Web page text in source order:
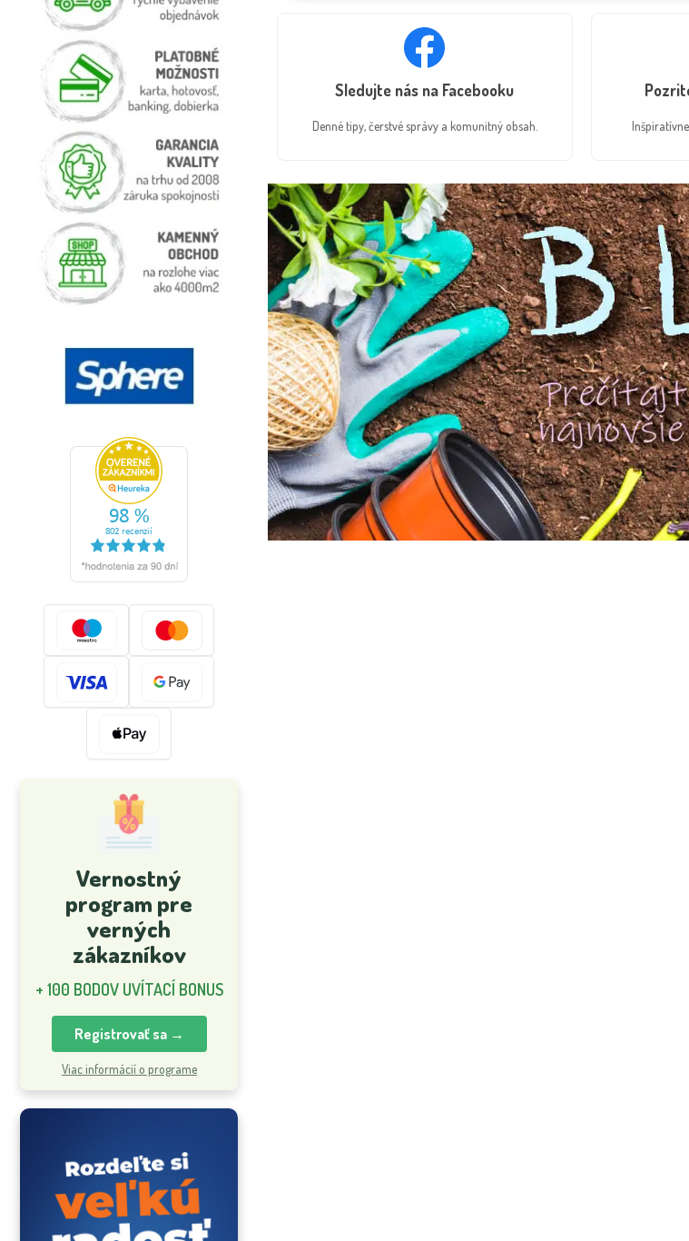
Vernostný
program pre
verných
zákazníkov
+ 100 BODOV UVÍTACÍ BONUS
Registrovať sa →
Viac informácií o programe
Sledujte nás na Facebooku
Denné tipy, čerstvé správy a komunitný obsah.